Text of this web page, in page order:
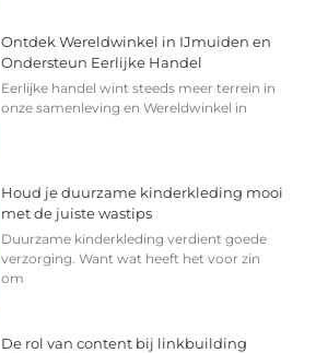
Ontdek Wereldwinkel in IJmuiden en
Ondersteun Eerlijke Handel
Eerlijke handel wint steeds meer terrein in
onze samenleving en Wereldwinkel in
Houd je duurzame kinderkleding mooi
met de juiste wastips
Duurzame kinderkleding verdient goede
verzorging. Want wat heeft het voor zin
om
De rol van content bij linkbuilding